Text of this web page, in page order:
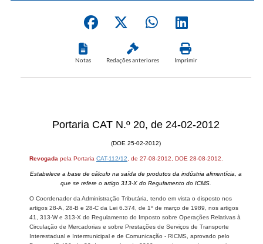
Notas Redações anteriores Imprimir
Portaria CAT N.º 20, de 24-02-2012
(DOE 25-02-2012)
Revogada pela Portaria CAT-112/12 , de 27-08-2012, DOE 28-08-2012.
Estabelece a base de cálculo na saída de produtos da indústria alimentícia, a
que se refere o artigo 313-X do Regulamento do ICMS.
O Coordenador da Administração Tributária, tendo em vista o disposto nos
artigos 28-A, 28-B e 28-C da Lei 6.374, de 1º de março de 1989, nos artigos
41, 313-W e 313-X do Regulamento do Imposto sobre Operações Relativas à
Circulação de Mercadorias e sobre Prestações de Serviços de Transporte
Interestadual e Intermunicipal e de Comunicação - RICMS, aprovado pelo